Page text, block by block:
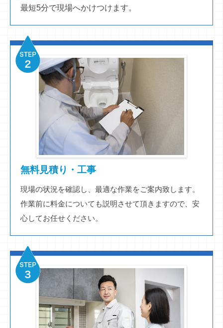
最短5分で現場へかけつけます。
無料見積り・工事
現場の状況を確認し、最適な作業をご案内致します。
作業前に料金についても説明させて頂きますので、安
心してお任せください。